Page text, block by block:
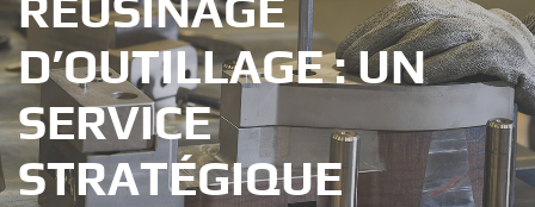
D’OUTILLAGE : UN
SERVICE
STRATÉGIQUE